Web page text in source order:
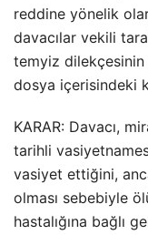
reddine yönelik
davacılar vekili
temyiz
dosya içerisindeki
KARAR: Davacı,
tarihli
vasiyet ettiğini,
olması sebebiyle
hastalığına bağlı